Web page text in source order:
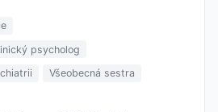
psycholog
Všeobecná sestra